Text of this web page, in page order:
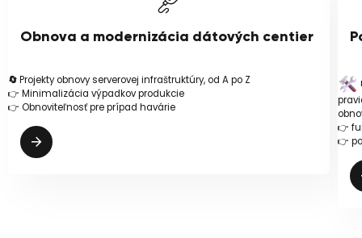
Obnova a modernizácia dátových centier
🔄Projekty obnovy serverovej infraštruktúry, od A po Z
👉 Minimalizácia výpadkov produkcie
👉 Obnoviteľnosť pre prípad havárie
👉
👉